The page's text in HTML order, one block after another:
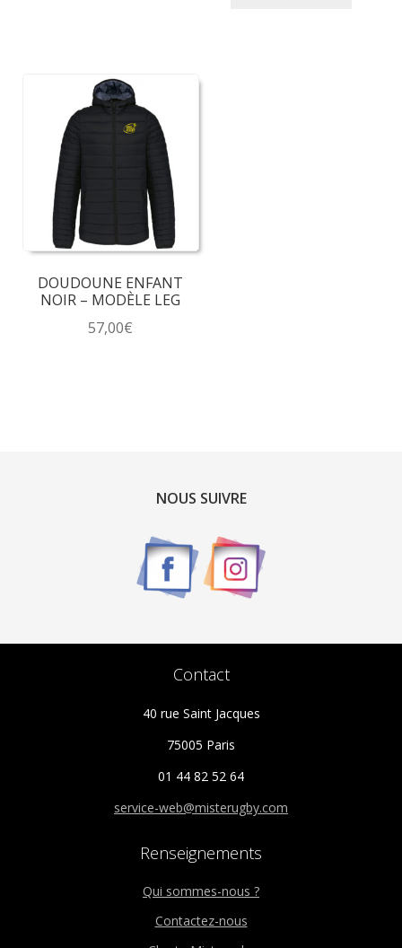
plusieurs
variations.
Les
choisies
sur
page
du
produit
DOUDOUNE ENFANT
NOIR – MODÈLE LEG
57,00€
options
choisies
NOUS SUIVRE
Contact
40 rue Saint Jacques
75005 Paris
01 44 82 52 64
service-web@misterugby.com
Renseignements
Qui sommes-nous ?
Contactez-nous